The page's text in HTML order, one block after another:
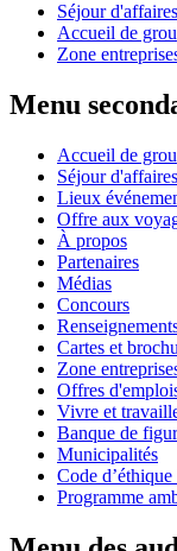
Séjour d'affaires
Accueil de
Zone
Menu
Accueil de
Séjour d'affaires
Lieux
Offre aux
À propos
Partenaires
Médias
Concours
Cartes et
Zone
Offres
Vivre et
Banque de
Municipalités
Code
Programme